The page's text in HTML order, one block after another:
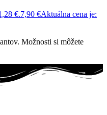
€.7,90 €Aktuálna cena je:
Možnosti si môžete